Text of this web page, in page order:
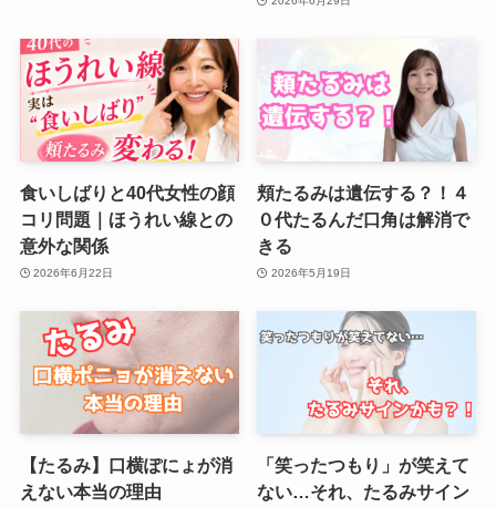
食いしばりと40代女性の顔
コリ問題｜ほうれい線との
意外な関係
2026年6月22日
頬たるみは遺伝する？！４
０代たるんだ口角は解消で
きる
2026年5月19日
【たるみ】口横ぽにょが消
えない本当の理由
「笑ったつもり」が笑えて
ない…それ、たるみサイン